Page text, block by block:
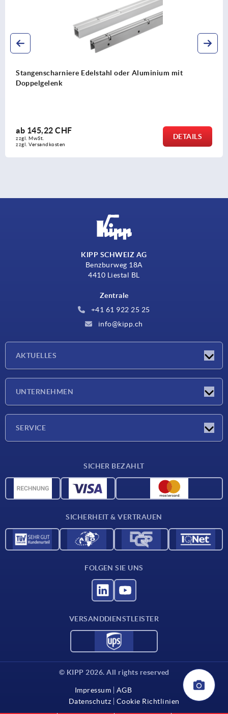
Stangenscharniere Edelstahl oder Aluminium mit
Doppelgelenk
ab145,22 CHF
zzgl. MwSt.
zzgl. Versandkosten
DETAILS
KIPP SCHWEIZ AG
Benzburweg 18A
4410 Liestal BL
Zentrale
+41 61 922 25 25
info@kipp.ch
AKTUELLES
UNTERNEHMEN
SERVICE
CAD-Daten
SICHER BEZAHLT
SICHERHEIT & VERTRAUEN
FOLGEN SIE UNS
VERSANDDIENSTLEISTER
© KIPP 2026. All rights reserved
Impressum
AGB
Datenschutz
Cookie Richtlinien